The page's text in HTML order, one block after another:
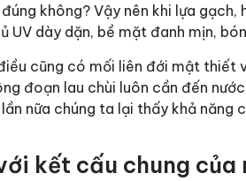
không? Vậy nên khi lựa
UV dày dặn, bề mặt đanh mịn,
cũng có mối liên đới mật thiết
đoạn lau chùi luôn cần đến
nữa chúng ta lại thấy khả
kết cấu chung của